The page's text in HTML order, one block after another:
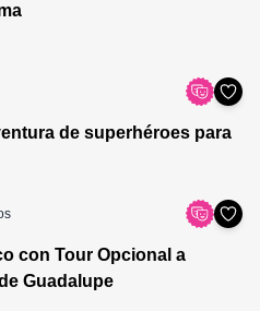
de superhéroes para
con Tour Opcional a
Guadalupe